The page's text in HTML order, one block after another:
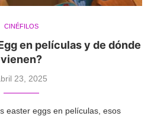
CINÉFILOS
en películas y de dónde
vienen?
23, 2025
easter eggs en películas, esos